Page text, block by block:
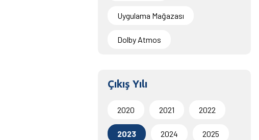
Uygulama Mağazası
Dolby Atmos
Çıkış Yılı
2020 2021 2022
2023 2024 2025